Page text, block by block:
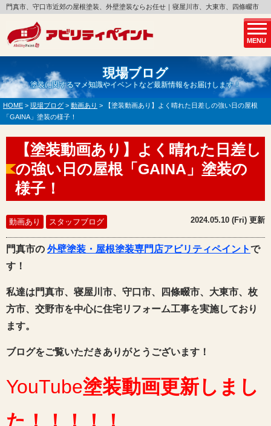
MENU
門真市、守口市近郊の屋根塗装、外壁塗装ならお任せ｜寝屋川市、大東市、四條畷市
現場ブログ
塗装に関するマメ知識やイベントなど最新情報をお届けします！
HOME > 現場ブログ > 動画あり >
【塗装動画あり】よく晴れた日差しの強い日の屋根
「GAINA」塗装の様子！
【塗装動画あり】よく晴れた日差し
の強い日の屋根「GAINA」塗装の
様子！
動画あり スタッフブログ 2024.05.10 (Fri) 更新
門真市の 外壁塗装・屋根塗装専門店アビリティペイントで
す！
私達は門真市、寝屋川市、守口市、四條畷市、大東市、枚
方市、交野市を中心に住宅リフォーム工事を実施しており
ます。
ブログをご覧いただきありがとうございます！
YouTube塗装動画更新しまし
た ！！！！！